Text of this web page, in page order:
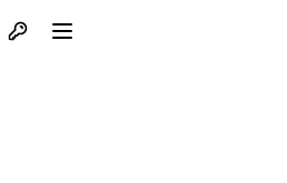
Otvori profil